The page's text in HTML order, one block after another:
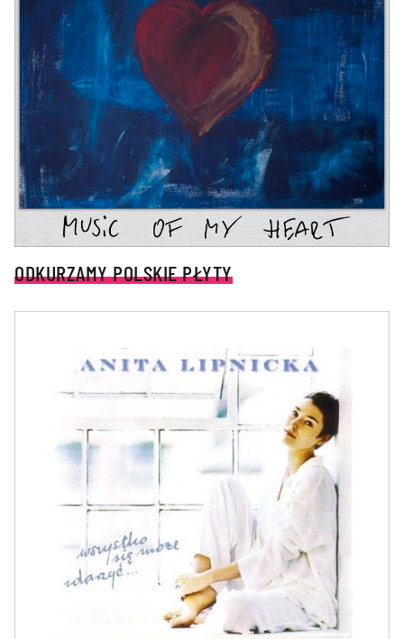
ODKURZAMY POLSKIE PŁYTY